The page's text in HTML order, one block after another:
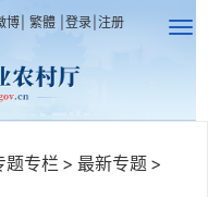
博 繁體 登录 注册
题专栏 > 最新专题 >